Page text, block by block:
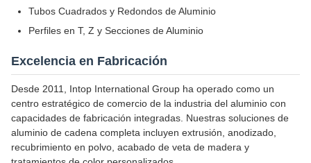
Tubos Cuadrados y Redondos de Aluminio
Perfiles en T, Z y Secciones de Aluminio
Excelencia en Fabricación
Desde 2011, Intop International Group ha operado como un
centro estratégico de comercio de la industria del aluminio con
capacidades de fabricación integradas. Nuestras soluciones de
aluminio de cadena completa incluyen extrusión, anodizado,
recubrimiento en polvo, acabado de veta de madera y